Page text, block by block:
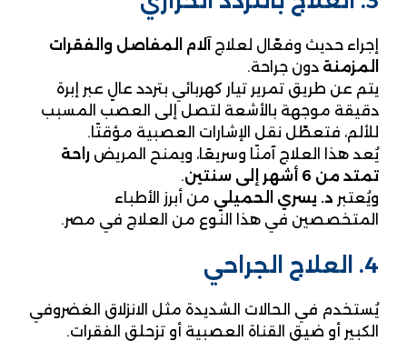
إجراء حديث وفعّال لعلاجآلام المفاصل والفقرات
المزمنة دون جراحة.
يتم عن طريق تمرير تيار كهربائي بتردد عالٍ عبر إبرة
دقيقة موجهة بالأشعة لتصل إلى العصب المسبب
للألم، فتعطّل نقل الإشارات العصبية مؤقتًا.
يُعد هذا العلاج آمنًا وسريعًا، ويمنح المريضراحة
تمتد من 6 أشهر إلى سنتين
.
ويُعتبر د. يسري الحميلي من أبرز الأطباء
المتخصصين في هذا النوع من العلاج في مصر.
4. العلاج الجراحي
يُستخدم في الحالات الشديدة مثل الانزلاق الغضروفي
الكبير أو ضيق القناة العصبية أو تزحلق الفقرات.